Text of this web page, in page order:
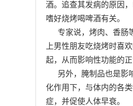
酒。追查其发病的原因
嗜好烧烤喝啤酒有关。
专家说，烤肉、香肠
上男性朋友吃烧烤时喜
起，从而影响性功能的
另外，腌制品也是影
化作用下，与体内的各
症，并促使人体早衰。